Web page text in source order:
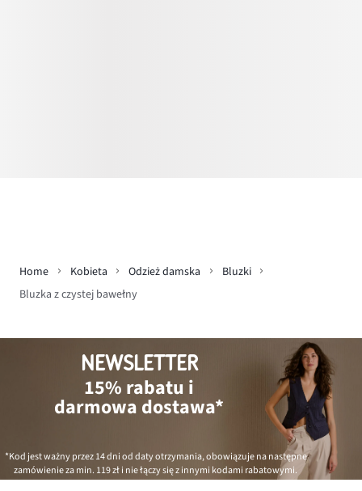
Home Kobieta Odzież damska
Bluzki
Bluzka z czystej bawełny
NEWSLETTER
15% rabatu i
darmowa dostawa*
*Kod jest ważny przez 14 dni od daty otrzymania, obowiązuje na następne
zamówienie za min. 119 złi nie łączy się z innymi kodami rabatowymi.